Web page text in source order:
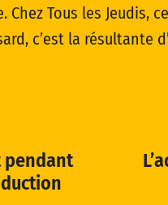
Chez Tous les Jeudis,
c’est la résultante
pendant